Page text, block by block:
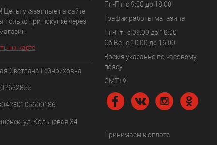
Цены указанные на сайте
только при покупке через
на карте
Светлана Гейнриховна
ул. Кольцевая 34
Пн-Пт: с 9:00 до 18:00
График работы магазина
Пн-Пт : с 09:00 до 18:00
Сб,Вс : c 10:00 до 16:00
Время указанно по часовому
поясу
GMT+9
Принимаем к оплате